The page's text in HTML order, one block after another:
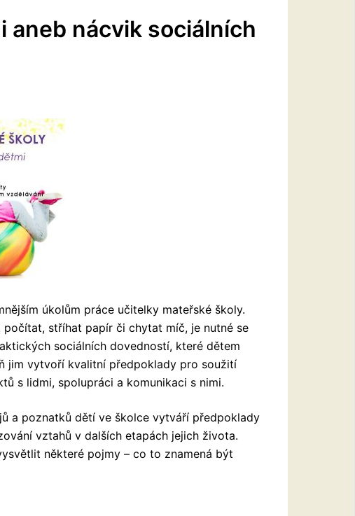
aneb nácvik sociálních
úkolům práce učitelky mateřské školy.
stříhat papír či chytat míč, je nutné se
sociálních dovedností, které dětem
jim vytvoří kvalitní předpoklady pro soužití
s lidmi, spolupráci a komunikaci s nimi.
a poznatků dětí ve školce vytváří předpoklady
vztahů v dalších etapách jejich života.
některé pojmy – co to znamená být